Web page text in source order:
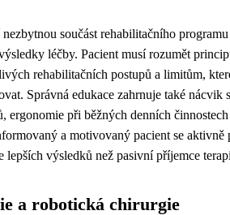
součást rehabilitačního
léčby. Pacient musí rozumět
rehabilitačních postupů a limitům,
Správná edukace zahrnuje také nácvik
ergonomie při běžných denních
a motivovaný pacient se aktivně
lepších výsledků než pasivní příjemce
a robotická chirurgie